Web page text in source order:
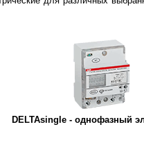
DELTAsingle - однофазный